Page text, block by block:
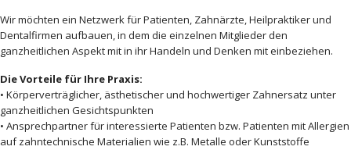
Wir möchten ein Netzwerk für Patienten, Zahnärzte, Heilpraktiker und
Dentalfirmen aufbauen, in dem die einzelnen Mitglieder den
ganzheitlichen Aspekt mit in ihr Handeln und Denken mit einbeziehen.
Die Vorteile für Ihre Praxis:
• Körperverträglicher, ästhetischer und hochwertiger Zahnersatz unter
ganzheitlichen Gesichtspunkten
• Ansprechpartner für interessierte Patienten bzw. Patienten mit Allergien
auf zahntechnische Materialien wie z.B. Metalle oder Kunststoffe